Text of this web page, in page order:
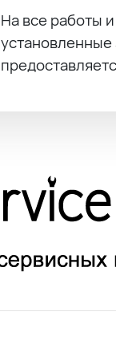
На все работы и
установленные